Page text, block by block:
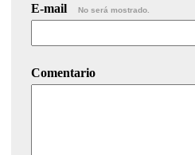
E-mail No será mostrado.
Comentario